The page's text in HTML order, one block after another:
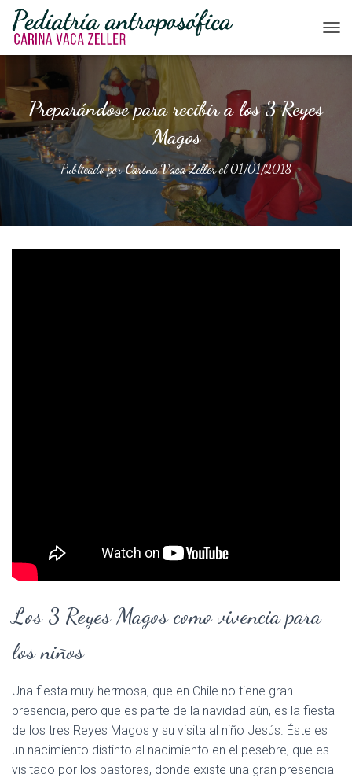
Preparándose para recibir a los 3 Reyes
Magos
Publicado porCarina Vaca Zellerel01/01/2018
Los 3 Reyes Magos como vivencia para
los niños
Una fiesta muy hermosa, que en Chile no tiene gran
presencia, pero que es parte de la navidad aún, es la fiesta
de los tres Reyes Magos y su visita al niño Jesús. Éste es
un nacimiento distinto al nacimiento en el pesebre, que es
visitado por los pastores, donde existe una gran presencia